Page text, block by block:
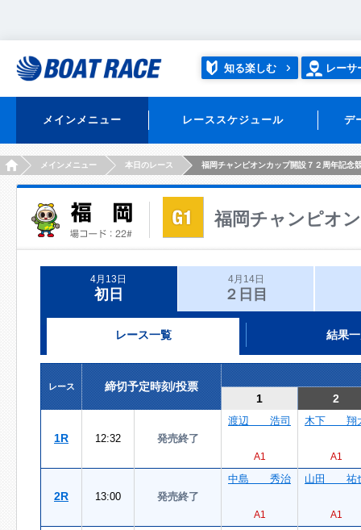
知る楽しむ レーサ
メインメニュー レーススケジュール デ
HOMEメインメニュー 本日のレース 福岡チャンピオンカップ開設７２周年記念
福岡チャンピオ
4月13日
初日
4月14日
２日目
レース一覧 結果
レース
締切予定時刻/投票
1
2
1R 12:32 発売終了
渡辺 浩司
A1
木下 翔
A1
2R 13:00 発売終了
中島 秀治
A1
山田 祐
A1